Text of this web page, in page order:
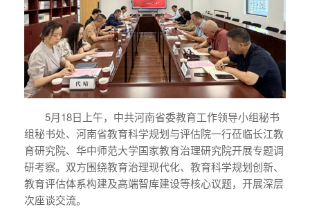
5月18日上午，中共河南省委教育工作领导小组秘书
组秘书处、河南省教育科学规划与评估院一行莅临长江教
育研究院、华中师范大学国家教育治理研究院开展专题调
研考察。双方围绕教育治理现代化、教育科学规划创新、
教育评估体系构建及高端智库建设等核心议题，开展深层
次座谈交流。